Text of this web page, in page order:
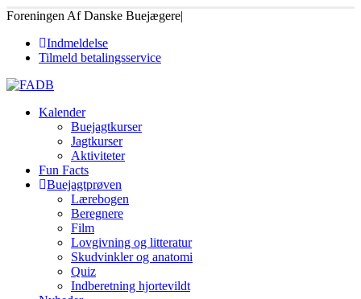
Foreningen Af Danske Buejægere|
Indmeldelse
Tilmeld betalingsservice
Kalender
Buejagtkurser
Jagtkurser
Aktiviteter
Fun Facts
Buejagtprøven
Lærebogen
Beregnere
Film
Lovgivning og litteratur
Skudvinkler og anatomi
Quiz
Indberetning hjortevildt